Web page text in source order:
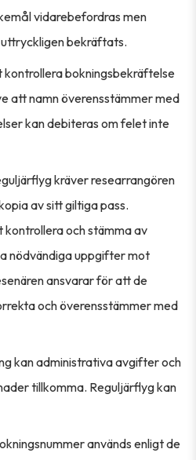
vidarebefordras men
bekräftats.
kontrollera bokningsbekräftelse
att namn överensstämmer med
kan debiteras om felet inte
kräver researrangören
av sitt giltiga pass.
kontrollera och stämma av
nödvändiga uppgifter mot
ansvarar för att de
och överensstämmer med
kan administrativa avgifter och
tillkomma. Reguljärflyg kan
används enligt de